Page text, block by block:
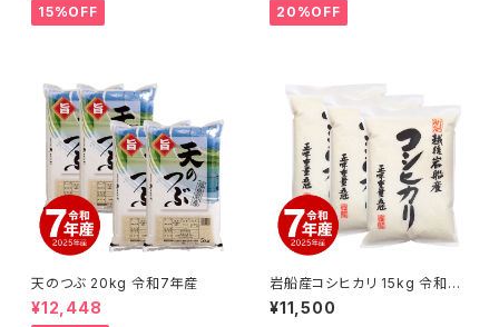
15%OFF 20%OFF
天のつぶ 20kg 令和7年産
¥12,448
岩船産コシヒカリ 15kg 令和7
年産
¥11,500